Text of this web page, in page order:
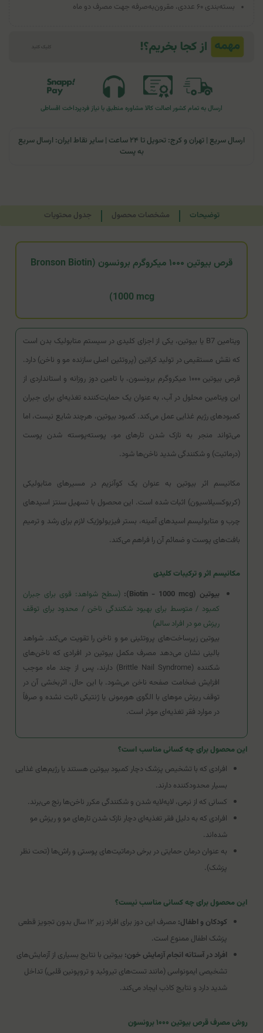
بسته‌بندی ۶۰ عددی، مقرون‌به‌صرفه جهت مصرف دو ماه
ارسال به تمام کشوراصالت کالا مشاوره منطبق با نیاز فردپرداخت اقساطی
ارسال سریع | تهران و کرج: تحویل تا ۲۴ ساعت | سایر نقاط ایران: ارسال سریع
به پست
توضیحات مشخصات محصول جدول محتویات
قرص بیوتین ۱۰۰۰ میکروگرم برونسون (Bronson Biotin
1000 mcg)
ویتامین B7 یا بیوتین، یکی از اجزای کلیدی در سیستم متابولیک بدن است
که نقش مستقیمی در تولید کراتین (پروتئین اصلی سازنده مو و ناخن) دارد.
قرص بیوتین ۱۰۰۰ میکروگرم برونسون، با تامین دوز روزانه و استانداردی از
این ویتامین محلول در آب، به عنوان یک حمایت‌کننده تغذیه‌ای برای جبران
کمبودهای رژیم غذایی عمل می‌کند. کمبود بیوتین، هرچند شایع نیست، اما
می‌تواند منجر به نازک شدن تارهای مو، پوسته‌پوسته شدن پوست
(درماتیت) و شکنندگی شدید ناخن‌ها شود.
مکانیسم اثر بیوتین به عنوان یک کوآنزیم در مسیرهای متابولیکی
(کربوکسیلاسیون) اثبات شده است. این محصول با تسهیل سنتز اسیدهای
چرب و متابولیسم اسیدهای آمینه، بستر فیزیولوژیک لازم برای رشد و ترمیم
بافت‌های پوست و ضمائم آن را فراهم می‌کند.
مکانیسم اثر و ترکیبات کلیدی
بیوتین (Biotin - 1000 mcg):
(سطح شواهد: قوی برای جبران
کمبود / متوسط برای بهبود شکنندگی ناخن / محدود برای توقف
ریزش مو در افراد سالم)
بیوتین زیرساخت‌های پروتئینی مو و ناخن را تقویت می‌کند. شواهد
بالینی نشان می‌دهد مصرف مکمل بیوتین در افرادی که ناخن‌های
شکننده (Brittle Nail Syndrome) دارند، پس از چند ماه موجب
افزایش ضخامت صفحه ناخن می‌شود. با این حال، اثربخشی آن در
توقف ریزش موهای با الگوی هورمونی یا ژنتیکی ثابت نشده و صرفاً
در موارد فقر تغذیه‌ای موثر است.
این محصول برای چه کسانی مناسب است؟
افرادی که با تشخیص پزشک دچار کمبود بیوتین هستند یا رژیم‌های غذایی
بسیار محدودکننده دارند.
کسانی که از نرمی، لایه‌لایه شدن و شکنندگی مکرر ناخن‌ها رنج می‌برند.
افرادی که به دلیل فقر تغذیه‌ای دچار نازک شدن تارهای مو و ریزش مو
شده‌اند.
به عنوان درمان حمایتی در برخی درماتیت‌های پوستی و راش‌ها (تحت نظر
پزشک).
این محصول برای چه کسانی مناسب نیست؟
کودکان و اطفال:
مصرف این دوز برای افراد زیر ۱۲ سال بدون تجویز قطعی
پزشک اطفال ممنوع است.
افراد در آستانه انجام آزمایش خون: بیوتین با نتایج بسیاری از آزمایش‌های
تشخیصی ایمونواسی (مانند تست‌های تیروئید و تروپونین قلبی) تداخل
شدید دارد و نتایج کاذب ایجاد می‌کند.
روش مصرف قرص بیوتین ۱۰۰۰ برونسون